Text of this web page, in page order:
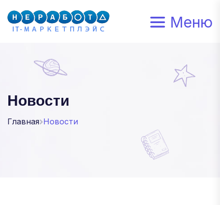
Меню
Новости
Главная Новости